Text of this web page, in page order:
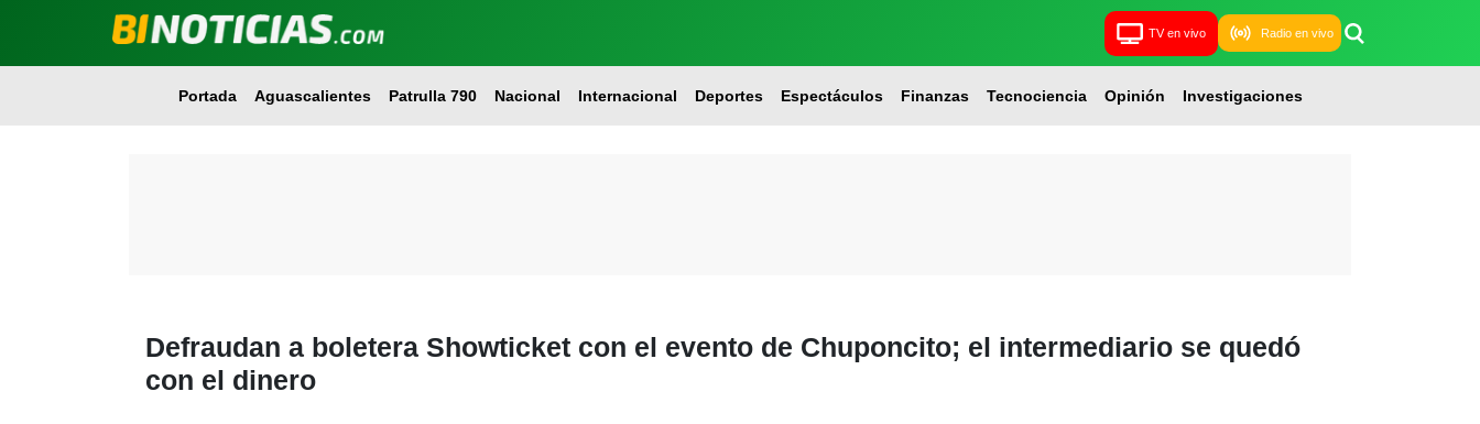
TV en vivo Radio en vivo
Portada Aguascalientes Patrulla 790 Nacional Internacional Deportes Espectáculos Finanzas Tecnociencia Opinión Investigaciones
Defraudan a boletera Showticket con el evento de Chuponcito; el intermediario se quedó
con el dinero